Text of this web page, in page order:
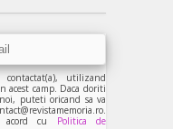
utilizand
camp. Daca doriti
puteti oricand sa va
acord cu Politica de